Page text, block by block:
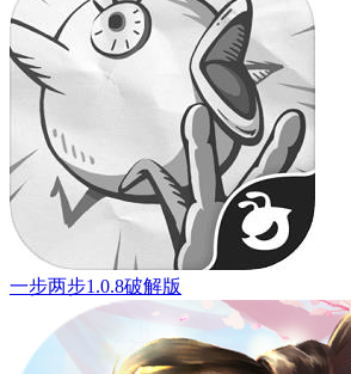
一步两步1.0.8破解版